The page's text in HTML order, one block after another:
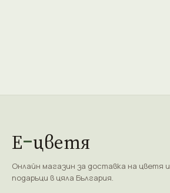
Е цветя
Онлайн магазин за доставка на цветя и
подаръци в цяла България.